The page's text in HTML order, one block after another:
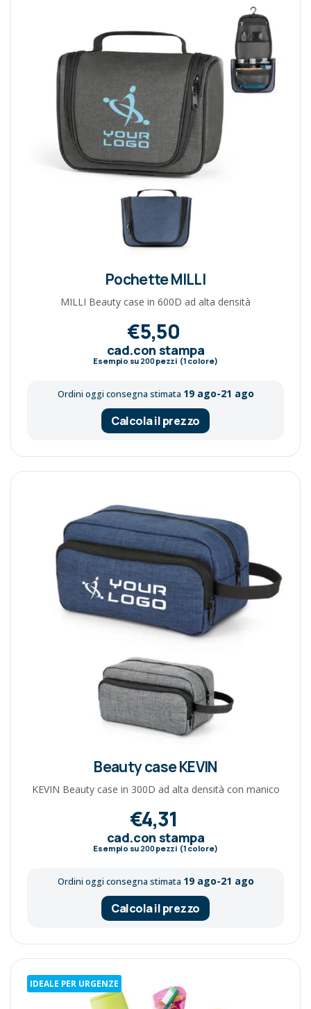
Pochette MILLI
MILLI Beauty case in 600D ad alta densità
€5,50
cad.con stampa
Esempio su 200pezzi (1 colore)
Ordini oggi consegna stimata 19 ago-21 ago
Calcola il prezzo
Beauty case KEVIN
KEVIN Beauty case in 300D ad alta densità con manico
€4,31
cad.con stampa
Esempio su 200pezzi (1 colore)
Ordini oggi consegna stimata 19 ago-21 ago
Calcola il prezzo
IDEALE PER URGENZE